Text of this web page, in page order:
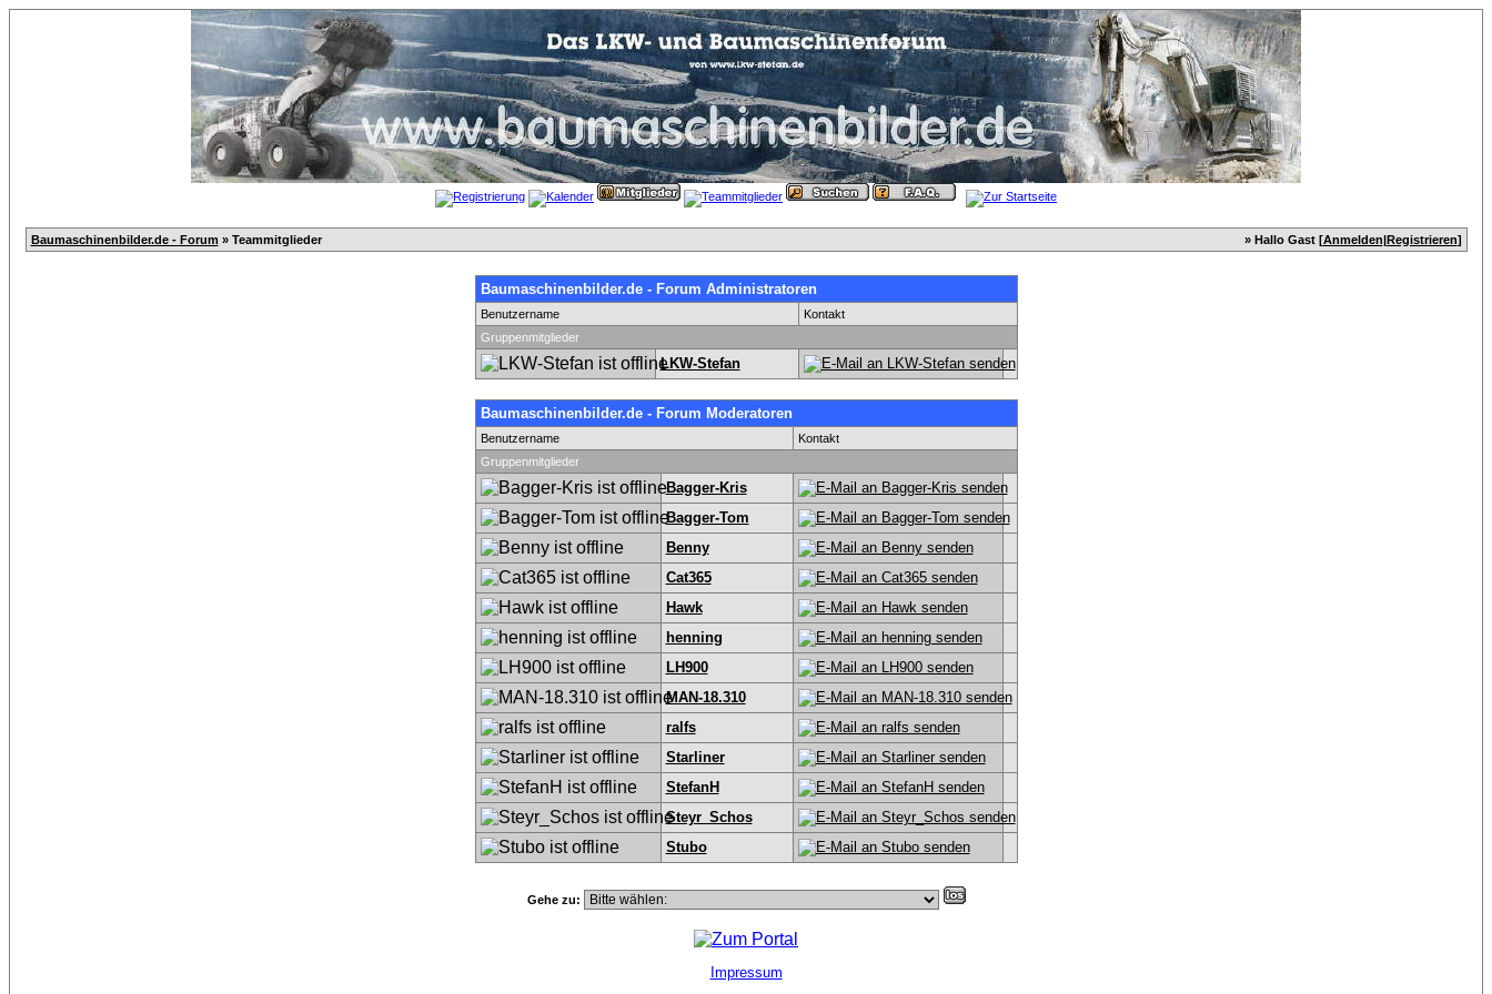
Baumaschinenbilder.de - Forum » Teammitglieder » Hallo Gast [Anmelden|Registrieren]
Baumaschinenbilder.de - Forum Administratoren
Benutzername
Kontakt
Gruppenmitglieder
LKW-Stefan
Baumaschinenbilder.de - Forum Moderatoren
Benutzername
Kontakt
Gruppenmitglieder
Bagger-Kris
Bagger-Tom
Benny
Cat365
Hawk
henning
LH900
MAN-18.310
ralfs
Starliner
StefanH
Steyr_Schos
Stubo
Gehe zu:
Impressum